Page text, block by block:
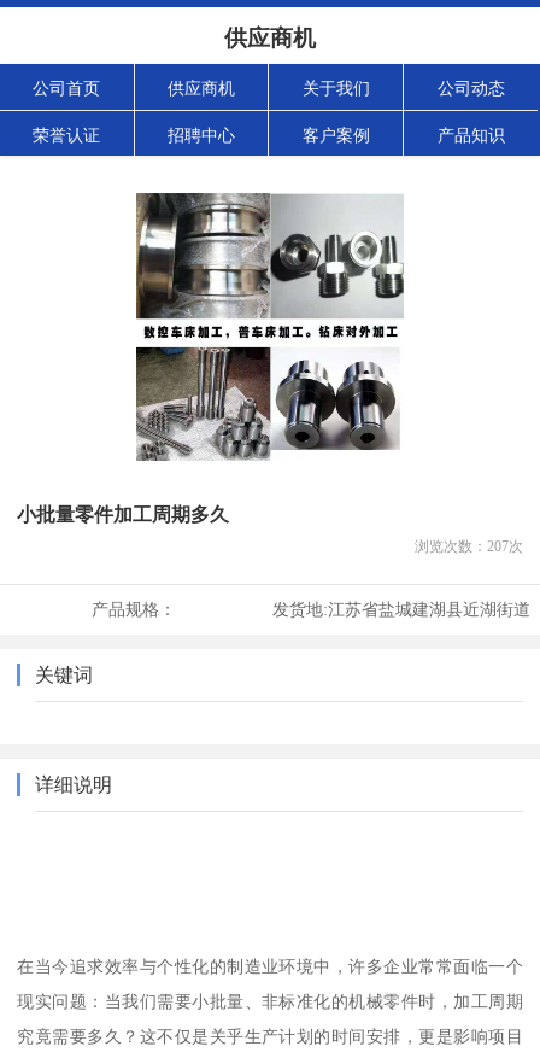
供应商机
公司首页 供应商机 关于我们 公司动态
荣誉认证 招聘中心 客户案例 产品知识
小批量零件加工周期多久
浏览次数： 207次
产品规格： 发货地:江苏省盐城建湖县近湖街道
关键词
详细说明
在当今追求效率与个性化的制造业环境中，许多企业常常面临一个
现实问题：当我们需要小批量、非标准化的机械零件时，加工周期
究竟需要多久？这不仅是关乎生产计划的时间安排，更是影响项目